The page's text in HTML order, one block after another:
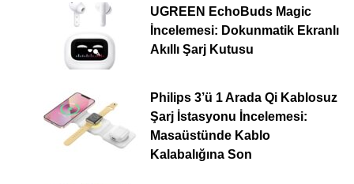
UGREEN EchoBuds Magic
İncelemesi: Dokunmatik Ekranlı
Akıllı Şarj Kutusu
Philips 3’ü 1 Arada Qi Kablosuz
Şarj İstasyonu İncelemesi:
Masaüstünde Kablo
Kalabalığına Son